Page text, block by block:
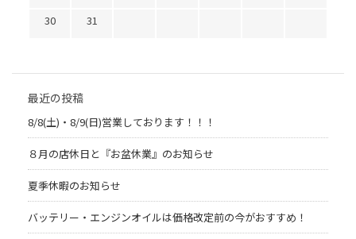
30
31
最近の投稿
8/8(土)・8/9(日)営業しております！！！
８月の店休日と『お盆休業』のお知らせ
夏季休暇のお知らせ
バッテリー・エンジンオイルは価格改定前の今がおすすめ！